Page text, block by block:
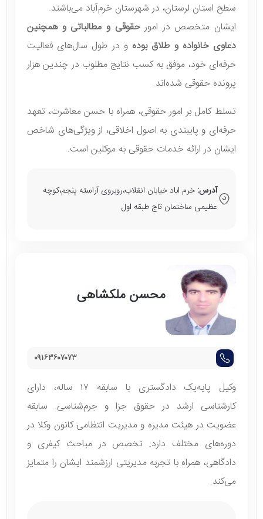
سطح استان لرستان، در شهرستان خرم‌آباد می‌باشند.
ایشان متخصص در امورحقوقی و مطالباتی و همچنین
دعاوی خانواده و طلاق بوده و در طول سال‌های فعالیت
حرفه‌ای خود، موفق به کسب نتایج مطلوب در چندین هزار
پرونده حقوقی شده‌اند.
تسلط کامل بر امور حقوقی، همراه با حسن معاشرت، تعهد
حرفه‌ای و پایبندی به اصول اخلاقی، از ویژگی‌های شاخص
ایشان در ارائه خدمات حقوقی به موکلین است.
آدرس: خرم اباد خیابان انقلاب،روبروی آراسته پنجم،کوچه
عظیمی ساختمان تاج طبقه اول
محسن ملکشاهی
۰۹۱۶۳۶۰۷۰۷۳
وکیل پایه‌یک دادگستری با سابقه ۱۷ ساله، دارای
کارشناسی ارشد در حقوق جزا و جرم‌شناسی. سابقه
عضویت در هیئت مدیره و مدیریت انتظامی کانون وکلا در
دوره‌های مختلف دارد. تخصص در مباحث کیفری و
دادگاهی، همراه با تجربه مدیریتی ارزشمند ایشان را متمایز
می‌کند.